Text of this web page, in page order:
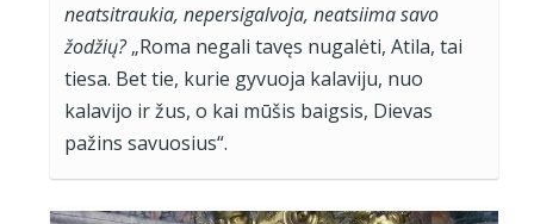
neatsitraukia, nepersigalvoja, neatsiima savo
žodžių?„Roma negali tavęs nugalėti, Atila, tai
tiesa. Bet tie, kurie gyvuoja kalaviju, nuo
kalavijo ir žus, o kai mūšis baigsis, Dievas
pažins savuosius“.